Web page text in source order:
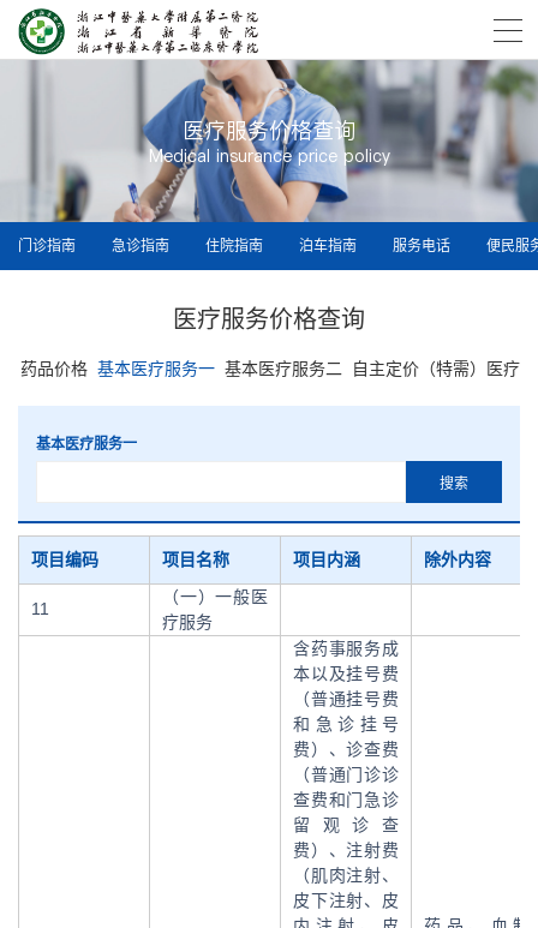
医疗服务价格查询
Medical insurance price policy
门诊指南 急诊指南 住院指南 泊车指南 服务电话 便民服
医疗服务价格查询
药品价格 基本医疗服务一 基本医疗服务二 自主定价（特需）医疗
基本医疗服务一
项目编码 项目名称 项目内涵 除外内容
11
（一）一般医
疗服务
含药事服务成
本以及挂号费
（普通挂号费
和急诊挂号
费）、诊查费
（普通门诊诊
查费和门急诊
留观诊查
费）、注射费
（肌肉注射、
皮下注射、皮